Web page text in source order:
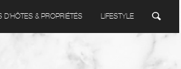
D'HÔTES & PROPRIÉTÉS LIFESTYLE